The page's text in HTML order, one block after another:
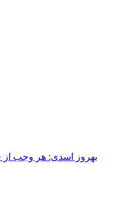
بهروز اسدی: هر وجب از